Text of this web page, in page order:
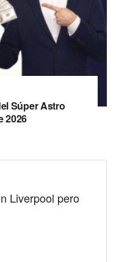
Súper Astro
2026
Liverpool pero